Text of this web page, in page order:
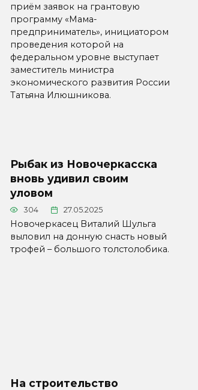
приём заявок на грантовую
программу «Мама-
предприниматель», инициатором
проведения которой на
федеральном уровне выступает
заместитель министра
экономического развития России
Татьяна Илюшникова.
Рыбак из Новочеркасска
вновь удивил своим
уловом
304 27.05.2025
Новочеркасец Виталий Шульга
выловил на донную снасть новый
трофей – большого толстолобика.
На строительство